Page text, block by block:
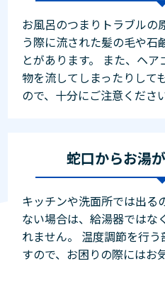
お風呂のつまりトラブルの
う際に流された髪の毛や石
とがあります。 また、ヘ
物を流してしまったりして
ので、十分にご注意くださ
蛇口からお湯
キッチンや洗面所では出る
ない場合は、給湯器ではな
れません。 温度調節を行
すので、お困りの際にはお